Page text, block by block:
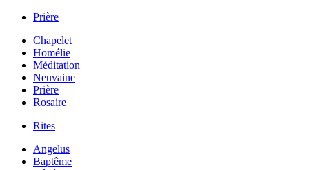
Prière
Chapelet
Homélie
Méditation
Neuvaine
Prière
Rosaire
Rites
Angelus
Baptême